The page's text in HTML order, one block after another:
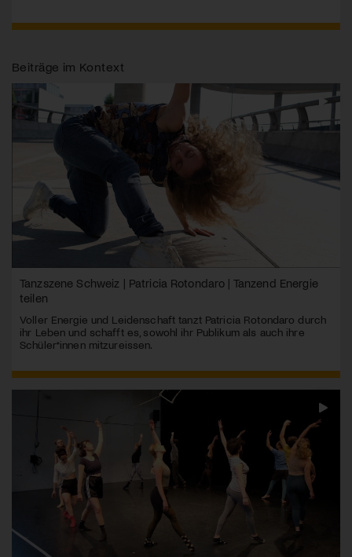
Beiträge im Kontext
Tanzszene Schweiz | Patricia Rotondaro | Tanzend Energie
teilen
Voller Energie und Leidenschaft tanzt Patricia Rotondaro durch
ihr Leben und schafft es, sowohl ihr Publikum als auch ihre
Schüler*innen mitzureissen.